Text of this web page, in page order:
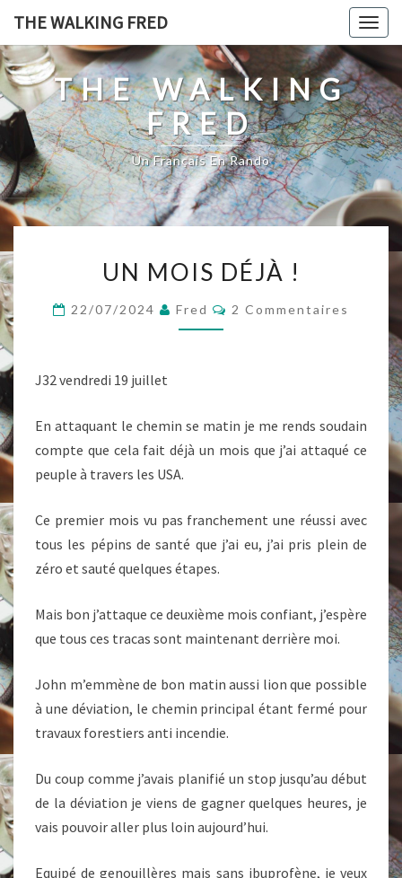
content
THE WALKING FRED
THE WALKING
FRED
Un Français En Rando
MOIS
!
UN MOIS DÉJÀ !
22/07/2024 Fred Commentaires
2 Commentaires
J32 vendredi 19 juillet
En attaquant le chemin se matin je me rends soudain
compte que cela fait déjà un mois que j’ai attaqué ce
peuple à travers les USA.
Ce premier mois vu pas franchement une réussi avec
tous les pépins de santé que j’ai eu, j’ai pris plein de
zéro et sauté quelques étapes.
Mais bon j’attaque ce deuxième mois confiant, j’espère
que tous ces tracas sont maintenant derrière moi.
John m’emmène de bon matin aussi lion que possible
à une déviation, le chemin principal étant fermé pour
travaux forestiers anti incendie.
Du coup comme j’avais planifié un stop jusqu’au début
de la déviation je viens de gagner quelques heures, je
vais pouvoir aller plus loin aujourd’hui.
Equipé de genouillères mais sans ibuprofène, je veux